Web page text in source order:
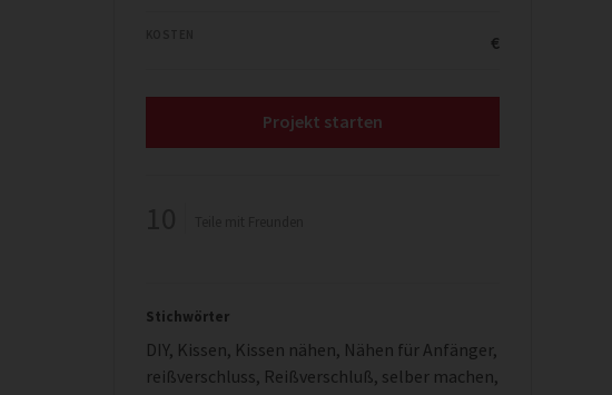
€
Projekt starten
Stichwörter
DIY, Kissen, Kissen nähen, Nähen für Anfänger,
reißverschluss, Reißverschluß, selber machen,